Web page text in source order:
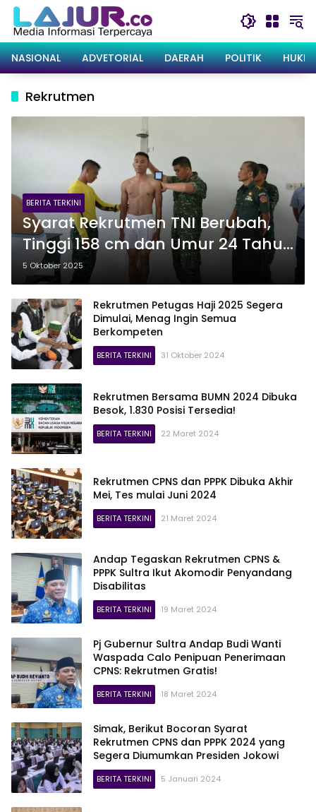
Langsung
konten
NASIONAL
ADVETORIAL DAERAH POLITIK
Rekrutmen
BERITA TERKINI
Syarat Rekrutmen TNI Berubah,
Tinggi 158 cm dan Umur 24 Tahun
Bisa Jadi Tentara
5 Oktober 2025
Rekrutmen Petugas Haji 2025 Segera
Dimulai, Menag Ingin Semua
Berkompeten
BERITA TERKINI 31 Oktober 2024
Rekrutmen Bersama BUMN 2024 Dibuka
Besok, 1.830 Posisi Tersedia!
BERITA TERKINI 22 Maret 2024
Rekrutmen CPNS dan PPPK Dibuka Akhir
Mei, Tes mulai Juni 2024
BERITA TERKINI 21 Maret 2024
Andap Tegaskan Rekrutmen CPNS &
PPPK Sultra Ikut Akomodir Penyandang
Disabilitas
BERITA TERKINI 19 Maret 2024
Pj Gubernur Sultra Andap Budi Wanti
Waspada Calo Penipuan Penerimaan
CPNS: Rekrutmen Gratis!
BERITA TERKINI 18 Maret 2024
Simak, Berikut Bocoran Syarat
Rekrutmen CPNS dan PPPK 2024 yang
Segera Diumumkan Presiden Jokowi
BERITA TERKINI 5 Januari 2024